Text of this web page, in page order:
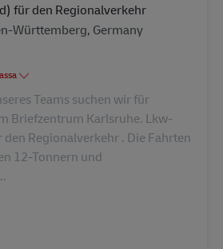
für den Regionalverkehr
Württemberg, Germany
luokassa
Teams suchen wir für
Briefzentrum Karlsruhe. Lkw-
Regionalverkehr . Die Fahrten
12-Tonnern und